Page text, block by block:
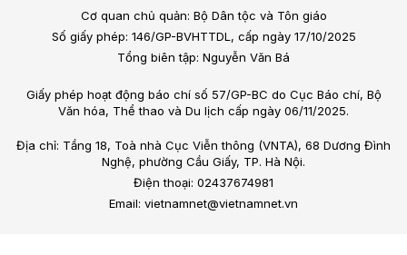
Cơ quan chủ quản: Bộ Dân tộc và Tôn giáo
Số giấy phép: 146/GP-BVHTTDL, cấp ngày 17/10/2025
Tổng biên tập: Nguyễn Văn Bá
Giấy phép hoạt động báo chí số 57/GP-BC do Cục Báo chí, Bộ
Văn hóa, Thể thao và Du lịch cấp ngày 06/11/2025.
Địa chỉ: Tầng 18, Toà nhà Cục Viễn thông (VNTA), 68 Dương Đình
Nghệ, phường Cầu Giấy, TP. Hà Nội.
Điện thoại: 02437674981
Email: vietnamnet@vietnamnet.vn